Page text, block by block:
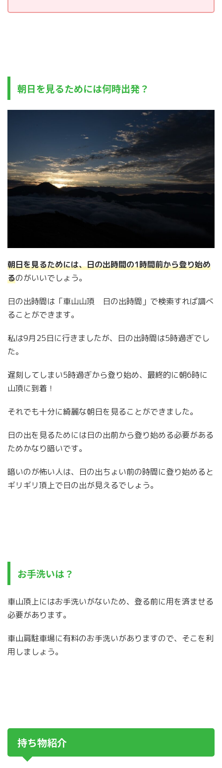
朝日を見るためには何時出発？
朝日を見るためには、日の出時間の1時間前から登り始め
るのがいいでしょう。
日の出時間は「車山山頂 日の出時間」で検索すれば調べ
ることができます。
私は9月25日に行きましたが、日の出時間は5時過ぎでし
た。
遅刻してしまい5時過ぎから登り始め、最終的に朝6時に
山頂に到着！
それでも十分に綺麗な朝日を見ることができました。
日の出を見るためには日の出前から登り始める必要がある
ためかなり暗いです。
暗いのが怖い人は、日の出ちょい前の時間に登り始めると
ギリギリ頂上で日の出が見えるでしょう。
お手洗いは？
車山頂上にはお手洗いがないため、登る前に用を済ませる
必要があります。
車山肩駐車場に有料のお手洗いがありますので、そこを利
用しましょう。
持ち物紹介